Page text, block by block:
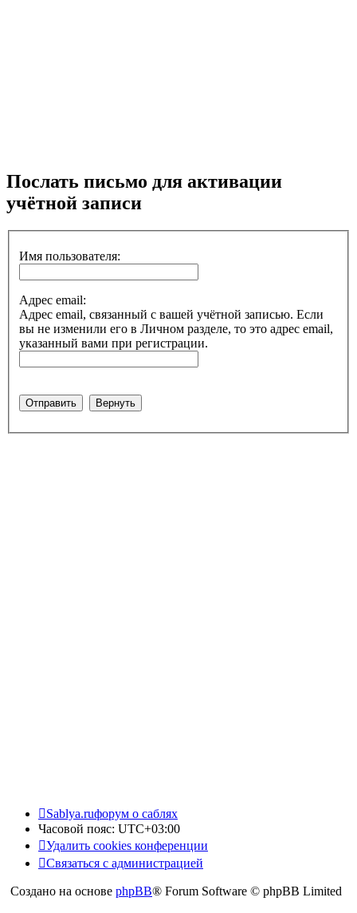
Послать письмо для активации
учётной записи
Имя пользователя:
Адрес email:
Адрес email, связанный с вашей учётной записью. Если
вы не изменили его в Личном разделе, то это адрес email,
указанный вами при регистрации.
Sablya.ruфорум о саблях
Часовой пояс: UTC+03:00
Удалить cookies конференции
Связаться с администрацией
Создано на основе phpBB® Forum Software © phpBB Limited